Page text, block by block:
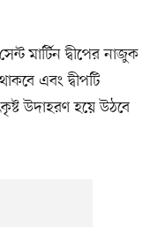
মার্টিন দ্বীপের নাজুক
এবং দ্বীপটি
উদাহরণ হয়ে উঠবে